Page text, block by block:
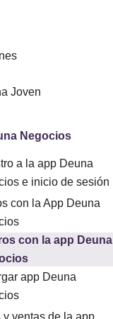
Joven
Negocios
a la app Deuna
e inicio de sesión
con la App Deuna
con la app Deuna
app Deuna
y ventas de la app